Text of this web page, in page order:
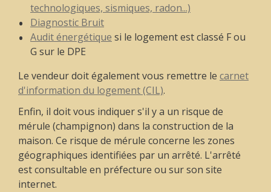
technologiques, sismiques, radon...)
Diagnostic Bruit
Audit énergétique si le logement est classé F ou
G sur le DPE
Le vendeur doit également vous remettre le carnet
d'information du logement (CIL).
Enfin, il doit vous indiquer s'il y a un risque de
mérule (champignon) dans la construction de la
maison. Ce risque de mérule concerne les zones
géographiques identifiées par un arrêté. L'arrêté
est consultable en préfecture ou sur son site
internet.